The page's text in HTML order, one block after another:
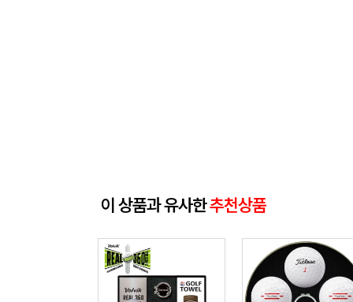
이 상품과 유사한추천상품